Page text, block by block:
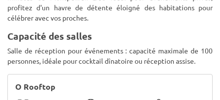
profitez d'un havre de détente éloigné des habitations pour
célébrer avec vos proches.
Capacité des salles
Salle de réception pour événements : capacité maximale de 100
personnes, idéale pour cocktail dînatoire ou réception assise.
O Rooftop